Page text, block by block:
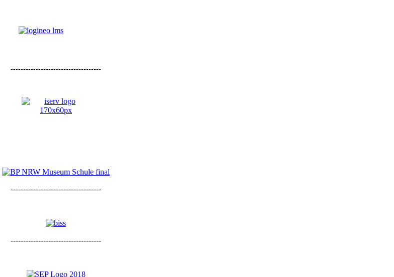
------------------------------------
------------------------------------
------------------------------------